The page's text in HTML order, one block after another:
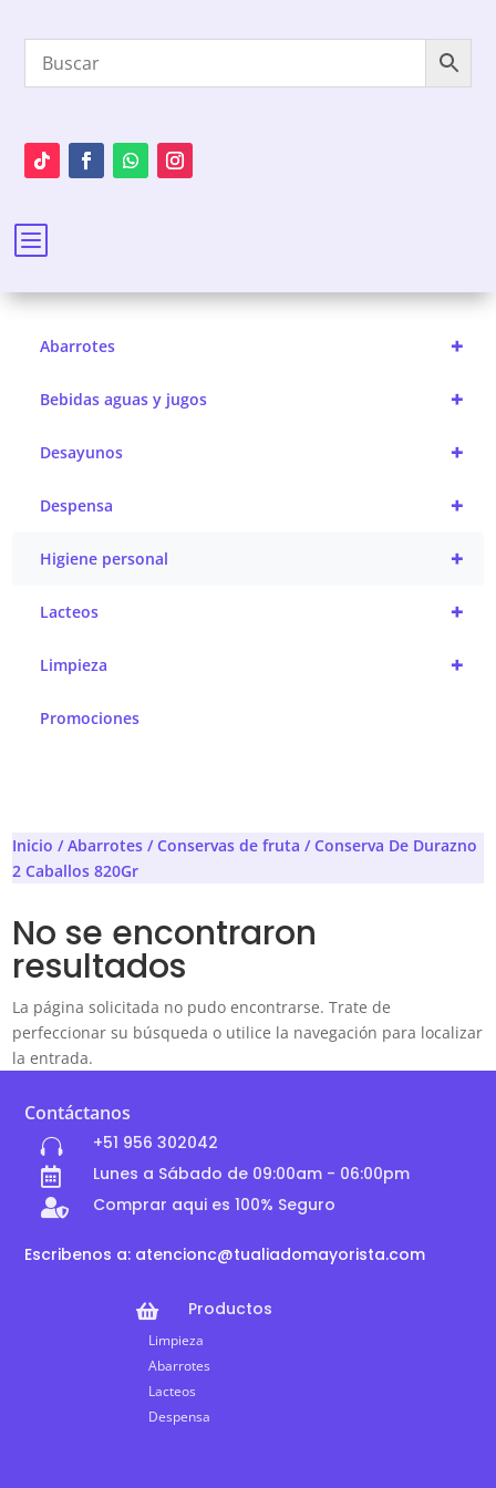
b
+
Abarrotes
+
Bebidas aguas y jugos
+
Desayunos
+
Despensa
+
Higiene personal
+
Lacteos
+
Limpieza
Promociones
Inicio /Abarrotes / Conservas de fruta / Conserva De Durazno
2 Caballos 820Gr
No se encontraron
resultados
La página solicitada no pudo encontrarse. Trate de
perfeccionar su búsqueda o utilice la navegación para localizar
la entrada.
Contáctanos
 +51 956 302042
 Lunes a Sábado de 09:00am - 06:00pm
 Comprar aqui es 100% Seguro
Escribenos a: atencionc@tualiadomayorista.com
 Productos
Limpieza
Abarrotes
Lacteos
Despensa